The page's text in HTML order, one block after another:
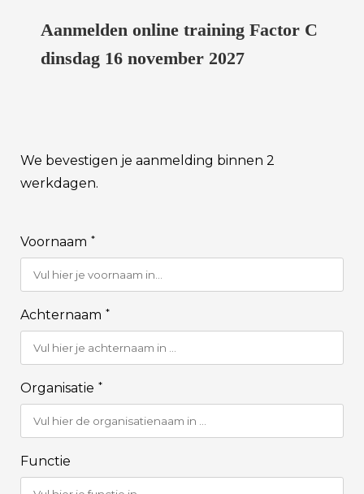
Aanmelden online training Factor C
dinsdag 16 november 2027
We bevestigen je aanmelding binnen 2
werkdagen.
Voornaam *
Achternaam *
Organisatie *
Functie